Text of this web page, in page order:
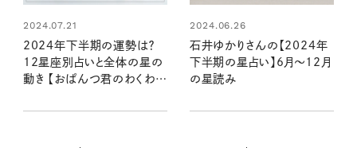
2024.07.21
2024年下半期の運勢は？
12星座別占いと全体の星の
動き 【おぱんつ君のわくわく
2024.06.26
石井ゆかりさんの【2024年
下半期の星占い】6月～12月
の星読み